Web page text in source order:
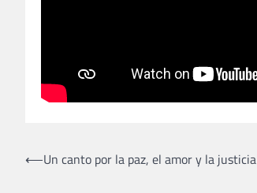
Navegación
⟵Un canto por la paz, el amor y la justicia